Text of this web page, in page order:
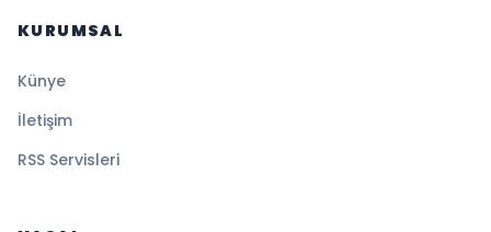
KURUMSAL
Künye
İletişim
RSS Servisleri